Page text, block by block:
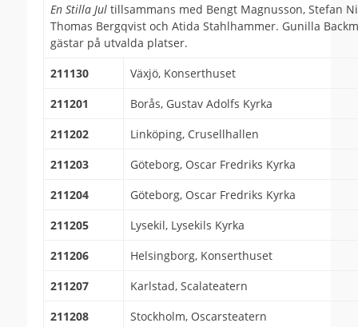
En Stilla Jul tillsammans med Bengt Magnusson, Stefan
Thomas Bergqvist och Atida Stahlhammer. Gunilla
gästar på utvalda platser.
211130
Växjö, Konserthuset
211201
Borås, Gustav Adolfs Kyrka
211202
Linköping, Crusellhallen
211203
Göteborg, Oscar Fredriks Kyrka
211204
Göteborg, Oscar Fredriks Kyrka
211205
Lysekil, Lysekils Kyrka
211206
Helsingborg, Konserthuset
211207
Karlstad, Scalateatern
211208
Stockholm, Oscarsteatern